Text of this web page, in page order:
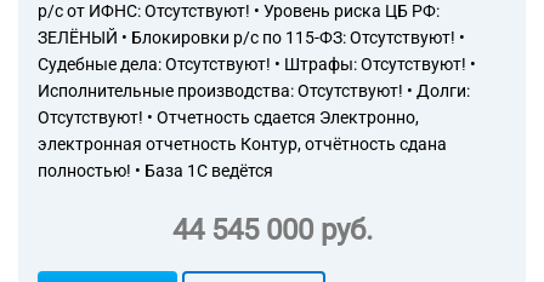
р/с от ИФНС: Отсутствуют! • Уровень риска ЦБ РФ:
ЗЕЛЁНЫЙ • Блокировки р/с по 115-ФЗ: Отсутствуют! •
Судебные дела: Отсутствуют! • Штрафы: Отсутствуют! •
Исполнительные производства: Отсутствуют! • Долги:
Отсутствуют! • Отчетность сдается Электронно,
электронная отчетность Контур, отчётность сдана
полностью! • База 1С ведётся
44 545 000 руб.